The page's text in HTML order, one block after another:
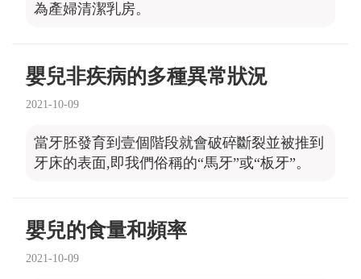
為產婦清潔乳房。
嬰兒非疾病的多種異常狀況
2021-10-09
當牙胚發育到壹個階段就會破碎斷裂並被推到
牙床的表面,即我們俗稱的“馬牙”或“板牙”。
嬰兒的食量和頻率
2021-10-09